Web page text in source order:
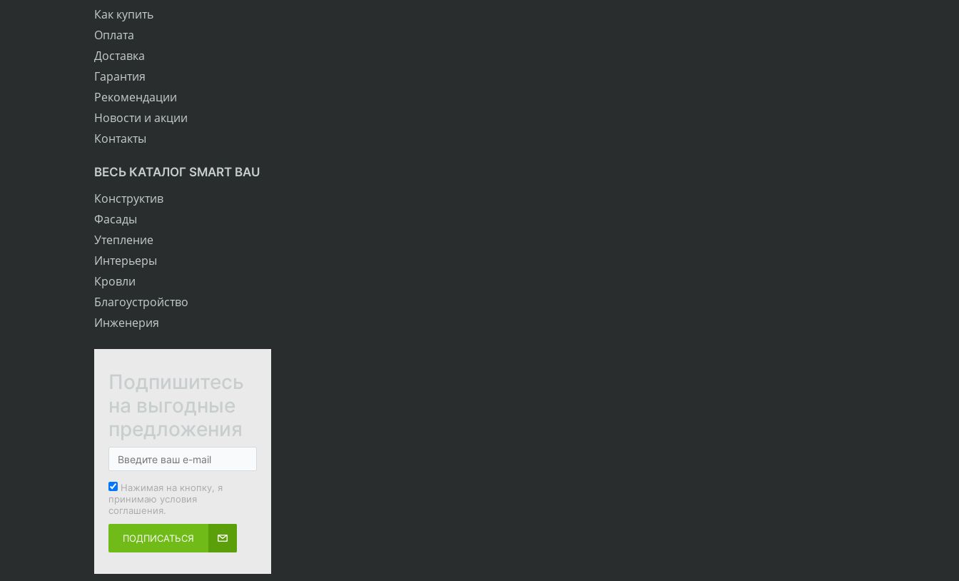
Как купить
Оплата
Доставка
Гарантия
Рекомендации
Новости и акции
Контакты
ВЕСЬ КАТАЛОГ SMART BAU
Конструктив
Фасады
Утепление
Интерьеры
Кровли
Благоустройство
Инженерия
Подпишитесь
на выгодные
предложения
Нажимая на кнопку, я
принимаю условия
соглашения.
ПОДПИСАТЬСЯ